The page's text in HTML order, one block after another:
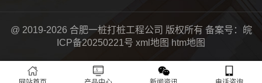
@ 2019-2026 合肥一桩打桩工程公司 版权所有 备案号： 皖
ICP备20250221号 xml地图 htm地图